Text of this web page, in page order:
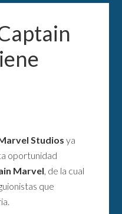
Studios ya
oportunidad
Marvel, de la cual
que